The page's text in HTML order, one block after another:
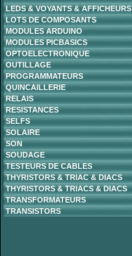
LEDS & VOYANTS & AFFICHEURS
LOTS DE COMPOSANTS
MODULES ARDUINO
MODULES PICBASICS
OPTOELECTRONIQUE
OUTILLAGE
PROGRAMMATEURS
QUINCAILLERIE
RELAIS
RESISTANCES
SELFS
SOLAIRE
SON
SOUDAGE
TESTEURS DE CABLES
THYRISTORS & TRIAC & DIACS
THYRISTORS & TRIACS & DIACS
TRANSFORMATEURS
TRANSISTORS